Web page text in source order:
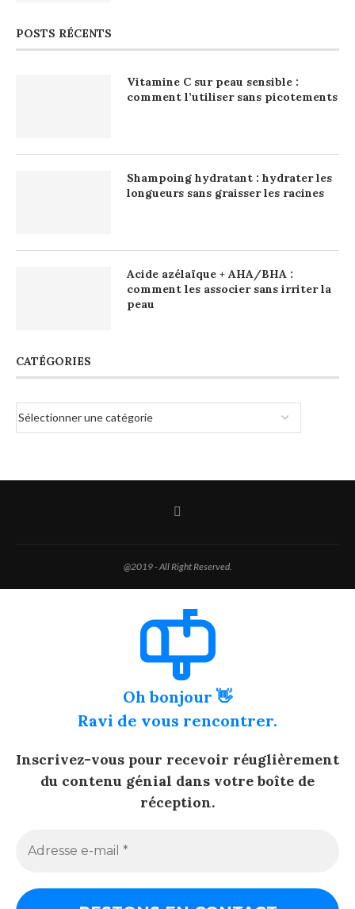
POSTS RÉCENTS
Vitamine C sur peau sensible :
comment l’utiliser sans picotements
Shampoing hydratant : hydrater les
longueurs sans graisser les racines
Acide azélaïque + AHA/BHA :
comment les associer sans irriter la
peau
CATÉGORIES
@2019 - All Right Reserved.
Oh bonjour 👋
Ravi de vous rencontrer.
Inscrivez-vous pour recevoir réuglièrement
du contenu génial dans votre boîte de
réception.